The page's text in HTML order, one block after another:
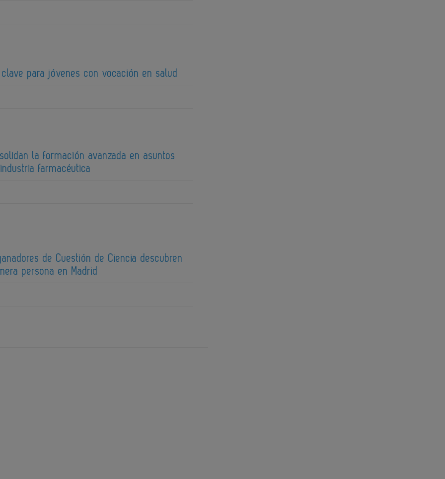
para jóvenes con vocación en salud
la formación avanzada en asuntos
farmacéutica
de Cuestión de Ciencia descubren
persona en Madrid